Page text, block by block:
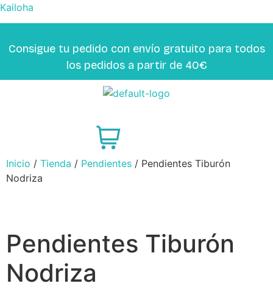
Kailoha
Consigue tu pedido con envío gratuito para todos
los pedidos a partir de 40€
Inicio / Tienda / Pendientes / Pendientes Tiburón
Nodriza
Pendientes Tiburón
Nodriza